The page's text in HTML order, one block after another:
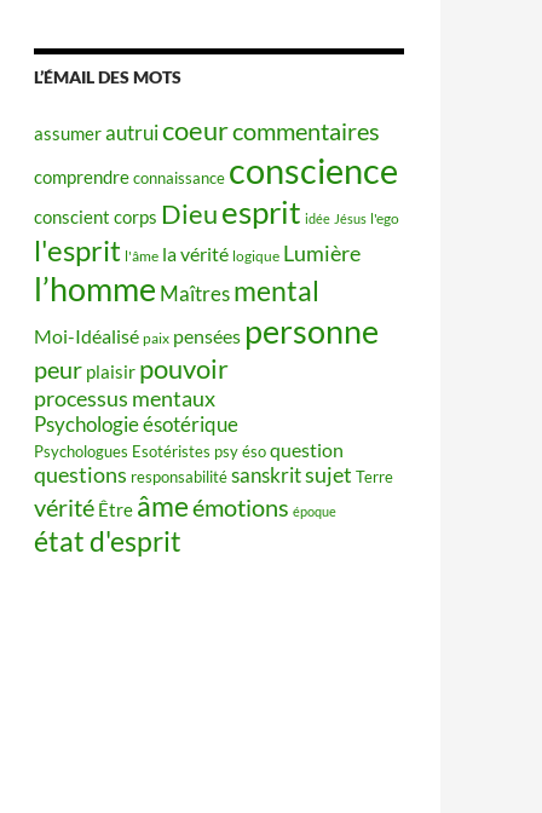
L’ÉMAIL DES MOTS
assumerautruicoeurcommentaires
comprendreconnaissance conscience
conscient corps Dieuesprit idée Jésus l'ego
l'esprit l'âme la vérité logique Lumière
l’homme Maîtres mental
Moi-Idéalisé paix pensées personne
peur plaisir pouvoir
processus mentaux
Psychologie ésotérique
Psychologues Esotéristes psy ésoquestion
questions responsabilitésanskritsujet Terre
vérité Être âmeémotions époque
état d'esprit